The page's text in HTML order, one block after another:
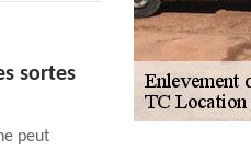
sortes
peut